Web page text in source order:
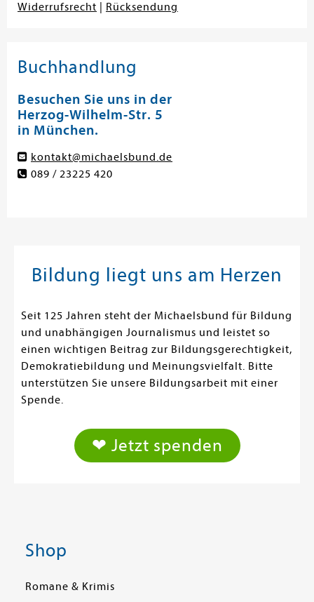
Widerrufsrecht
Rücksendung
Buchhandlung
Besuchen Sie uns in der
Herzog-Wilhelm-Str. 5
in München.
kontakt@michaelsbund.de
089 / 23225 420
Bildung liegt uns am Herzen
Seit 125 Jahren steht der Michaelsbund für Bildung
und unabhängigen Journalismus und leistet so
einen wichtigen Beitrag zur Bildungsgerechtigkeit,
Demokratiebildung und Meinungsvielfalt. Bitte
unterstützen Sie unsere Bildungsarbeit mit einer
Spende.
❤ Jetzt spenden
Shop
Romane & Krimis